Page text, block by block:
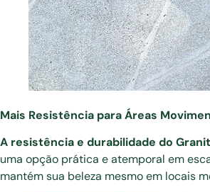
Mais Resistência para Áreas
A resistência e durabilidade do
uma opção prática e atemporal em
mantém sua beleza mesmo em locais